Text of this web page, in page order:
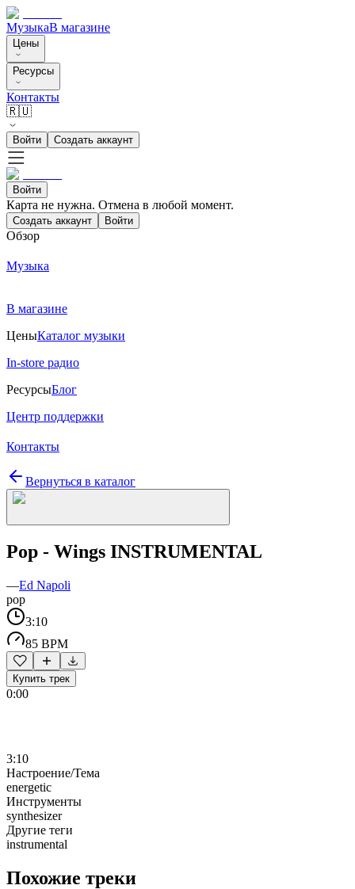
МузыкаВ магазине
Цены
Ресурсы
Контакты
🇷🇺
Войти Создать аккаунт
Войти
Карта не нужна. Отмена в любой момент.
Создать аккаунт Войти
Обзор
Музыка
В магазине
ЦеныКаталог музыки
In-store радио
РесурсыБлог
Центр поддержки
Контакты
Вернуться в каталог
Pop - Wings INSTRUMENTAL
—Ed Napoli
pop
3:10
85 BPM
Купить трек
0:00
3:10
Настроение/Тема
energetic
Инструменты
synthesizer
Другие теги
instrumental
Похожие треки